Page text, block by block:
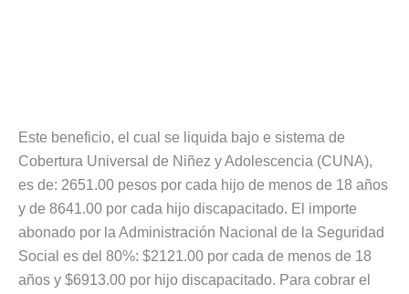
Este beneficio, el cual se liquida bajo e sistema de
Cobertura Universal de Niñez y Adolescencia (CUNA),
es de: 2651.00 pesos por cada hijo de menos de 18 años
y de 8641.00 por cada hijo discapacitado. El importe
abonado por la Administración Nacional de la Seguridad
Social es del 80%: $2121.00 por cada de menos de 18
años y $6913.00 por hijo discapacitado. Para cobrar el